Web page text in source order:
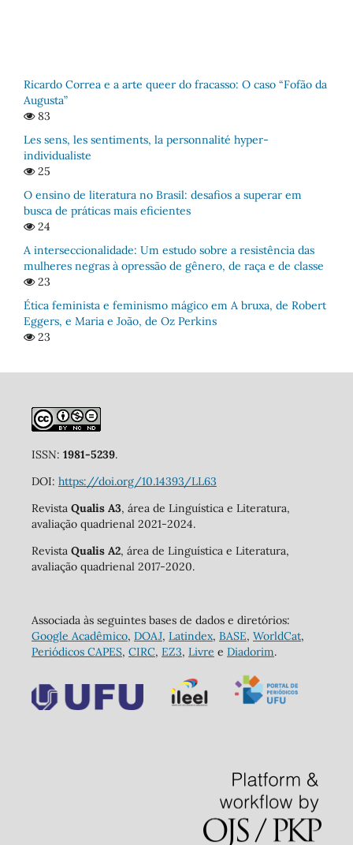
Ricardo Correa e a arte queer do fracasso: O caso “Fofão da
Augusta”
83
Les sens, les sentiments, la personnalité hyper-
individualiste
25
O ensino de literatura no Brasil: desafios a superar em
busca de práticas mais eficientes
24
A interseccionalidade: Um estudo sobre a resistência das
mulheres negras à opressão de gênero, de raça e de classe
23
Ética feminista e feminismo mágico em A bruxa, de Robert
Eggers, e Maria e João, de Oz Perkins
23
ISSN: 1981-5239.
DOI: https://doi.org/10.14393/LL63
Revista Qualis A3, área de Linguística e Literatura,
avaliação quadrienal 2021-2024.
Revista Qualis A2, área de Linguística e Literatura,
avaliação quadrienal 2017-2020.
Associada às seguintes bases de dados e diretórios:
Google Acadêmico, DOAJ, Latindex, BASE, WorldCat,
Periódicos CAPES, CIRC, EZ3, Livre e Diadorim.